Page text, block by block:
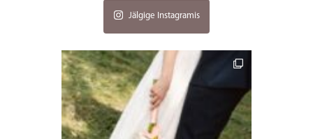
Jälgige Instagramis
artishokflow